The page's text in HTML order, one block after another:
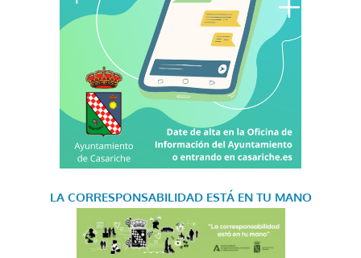
LA CORRESPONSABILIDAD ESTÁ EN TU MANO